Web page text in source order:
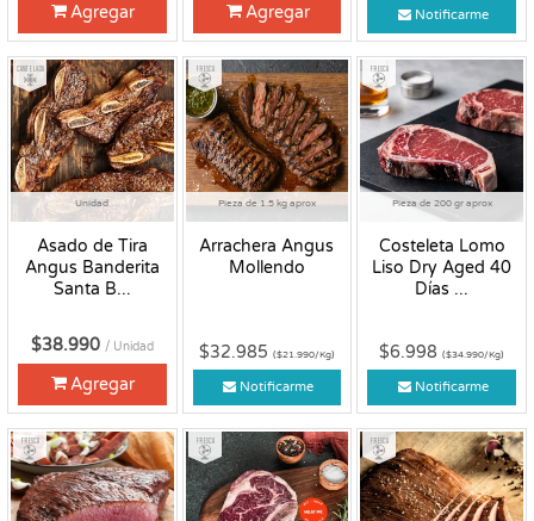
Agregar Agregar Notificarme
Unidad
Asado de Tira
Angus Banderita
Santa B...
Congelado
$38.990 / Unidad
Agregar
Pieza de 1.5 kg aprox
Arrachera Angus
Mollendo
Fresco
$32.985 ($21.990/Kg)
Notificarme
Pieza de 200 gr aprox
Costeleta Lomo
Liso Dry Aged 40
Días ...
Fresco
$6.998($34.990/Kg)
Notificarme
Fresco Fresco Fresco